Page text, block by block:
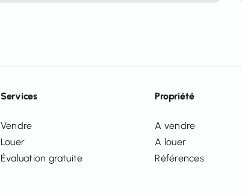
Services
Vendre
Louer
Évaluation gratuite
Propriété
A vendre
A louer
Références